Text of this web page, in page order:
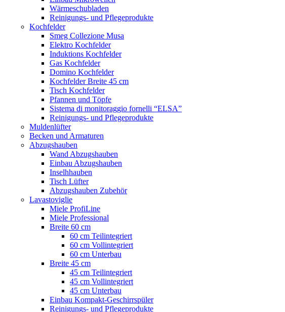
Wärmeschubladen
Reinigungs- und Pflegeprodukte
Kochfelder
Smeg Collezione Musa
Elektro Kochfelder
Induktions Kochfelder
Gas Kochfelder
Domino Kochfelder
Kochfelder Breite 45 cm
Tisch Kochfelder
Pfannen und Töpfe
Sistema di monitoraggio fornelli “ELSA”
Reinigungs- und Pflegeprodukte
Muldenlüfter
Becken und Armaturen
Abzugshauben
Wand Abzugshauben
Einbau Abzugshauben
Inselhhauben
Tisch Lüfter
Abzugshauben Zubehör
Lavastoviglie
Miele ProfiLine
Miele Professional
Breite 60 cm
60 cm Teilintegriert
60 cm Vollintegriert
60 cm Unterbau
Breite 45 cm
45 cm Teilintegriert
45 cm Vollintegriert
45 cm Unterbau
Einbau Kompakt-Geschirrspüler
Reinigungs- und Pflegeprodukte